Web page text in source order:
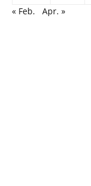
« Feb.
Apr. »